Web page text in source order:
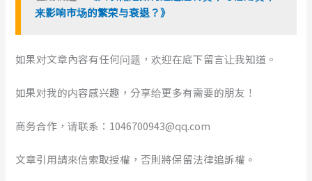
来影响市场的繁荣与衰退？》
如果对文章內容有任何问题，欢迎在底下留言让我知道。
如果对我的内容感兴趣，分享给更多有需要的朋友！
商务合作，请联系：1046700943@qq.com
文章引用請來信索取授權，否則將保留法律追訴權。